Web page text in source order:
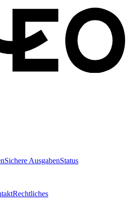
Sichere AusgabenStatus
Rechtliches